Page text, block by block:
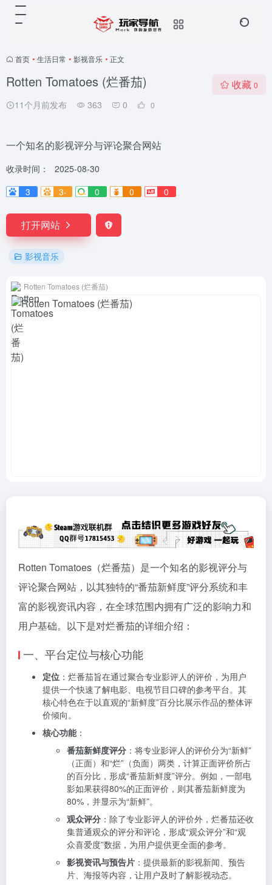
首页 • 生活日常 • 影视音乐 • 正文
Rotten Tomatoes (烂番茄)
11个月前发布 363 0 0
收藏 0
一个知名的影视评分与评论聚合网站
收录时间：
2025-08-30
3
3- 0 0 0
打开网站
影视音乐
Rotten Tomatoes (烂番茄)
Rotten Tomatoes（烂番茄）是一个知名的影视评分与
评论聚合网站，以其独特的“番茄新鲜度”评分系统和丰
富的影视资讯内容，在全球范围内拥有广泛的影响力和
用户基础。以下是对烂番茄的详细介绍：
一、平台定位与核心功能
定位 ：烂番茄旨在通过聚合专业影评人的评价，为用户
提供一个快速了解电影、电视节目口碑的参考平台。其
核心特色在于以直观的“新鲜度”百分比展示作品的整体评
价倾向。
核心功能：
番茄新鲜度评分 ：将专业影评人的评价分为“新鲜”
（正面）和“烂”（负面）两类，计算正面评价所占
的百分比，形成“番茄新鲜度”评分。例如，一部电
影如果获得80%的正面评价，则其番茄新鲜度为
80%，并显示为“新鲜”。
观众评分 ：除了专业影评人的评价外，烂番茄还收
集普通观众的评分和评论，形成“观众评分”和“观
众喜爱度”数据，为用户提供更全面的参考。
影视资讯与预告片 ：提供最新的影视新闻、预告
片、海报等内容，让用户及时了解影视动态。